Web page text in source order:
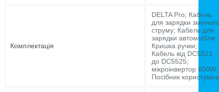
Комплектація
DELTA Pro; Кабель
для зарядки
струму; Кабель для
зарядки автомобіля;
Кришка ручки;
Кабель від DC5521
до DC5525;
мікроінвертор 600W;
Посібник